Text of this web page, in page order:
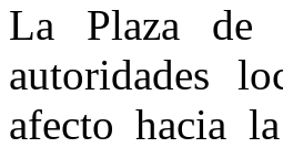
La Plaza de
autoridades
afecto hacia